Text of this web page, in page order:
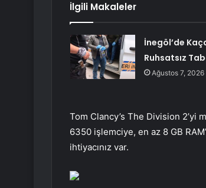
İlgili Makaleler
İnegöl’de
Ruhsatsız
Ağustos 7, 2026
Tom Clancy’s The Division 2’yi
6350 işlemciye, en az 8 GB
ihtiyacınız var.